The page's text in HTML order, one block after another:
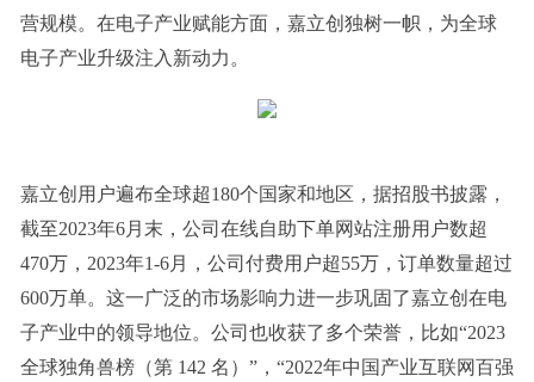
营规模。在电子产业赋能方面，嘉立创独树一帜，为全球
电子产业升级注入新动力。
嘉立创用户遍布全球超180个国家和地区，据招股书披露，
截至2023年6月末，公司在线自助下单网站注册用户数超
470万，2023年1-6月，公司付费用户超55万，订单数量超过
600万单。这一广泛的市场影响力进一步巩固了嘉立创在电
子产业中的领导地位。公司也收获了多个荣誉，比如“2023
全球独角兽榜（第 142 名）”，“2022年中国产业互联网百强